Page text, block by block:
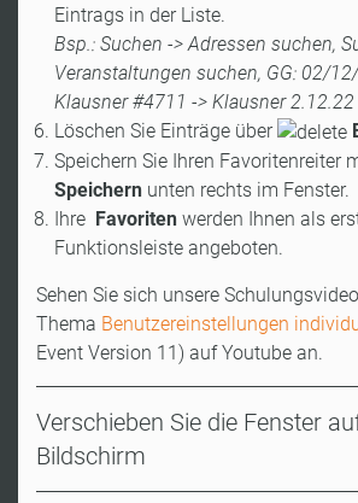
Eintrags in der Liste.
Bsp.: Suchen -> Adressen suchen,
Veranstaltungen suchen, GG: 02/
Klausner #4711 -> Klausner 2.12.22
Löschen Sie Einträge über
Speichern Sie Ihren Favoritenreiter
Speichern unten rechts im Fenster.
Ihre Favoriten werden Ihnen als
Funktionsleiste angeboten.
Sehen Sie sich unsere
Thema Benutzereinstellungen
Event Version 11) auf Youtube an.
Verschieben Sie die Fenster
Bildschirm